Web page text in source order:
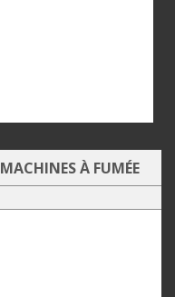
MACHINES À FUMÉE